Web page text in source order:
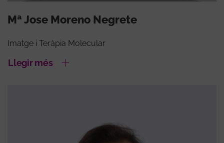
Mª Jose Moreno Negrete
Imatge i Teràpia Molecular
Llegir més